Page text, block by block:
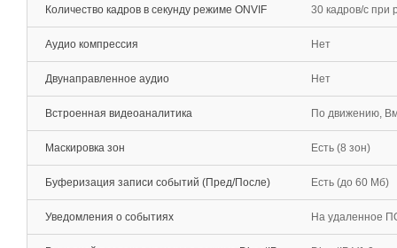
Количество кадров в секунду режиме ONVIF 30 кадров/c при
Аудио компрессия Нет
Двунаправленное аудио Нет
Встроенная видеоаналитика По движению,
Маскировка зон Есть (8 зон)
Буферизация записи событий (Пред/После) Есть (до 60 Мб)
Уведомления о событиях На удаленное